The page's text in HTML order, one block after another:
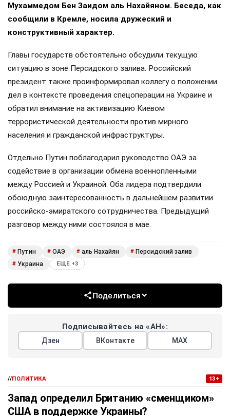
Мухаммедом Бен Заидом аль Нахайяном. Беседа, как
сообщили в Кремле, носила дружеский и
конструктивный характер.
Главы государств обстоятельно обсудили текущую
ситуацию в зоне Персидского залива. Российский
президент также проинформировал коллегу о положении
дел в контексте проведения спецоперации на Украине и
обратил внимание на активизацию Киевом
террористической деятельности против мирного
населения и гражданской инфраструктуры.
Отдельно Путин поблагодарил руководство ОАЭ за
содействие в организации обмена военнопленными
между Россией и Украиной. Оба лидера подтвердили
обоюдную заинтересованность в дальнейшем развитии
российско-эмиратского сотрудничества. Предыдущий
разговор между ними состоялся в мае.
# Путин # ОАЭ # аль Нахайян # Персидский залив
# Украина ЕЩЕ +3
Поделиться
Подписывайтесь на «АН»:
Дзен ВКонтакте МАХ
//ПОЛИТИКА 13+
Запад определил Британию «сменщиком»
США в поддержке Украины?